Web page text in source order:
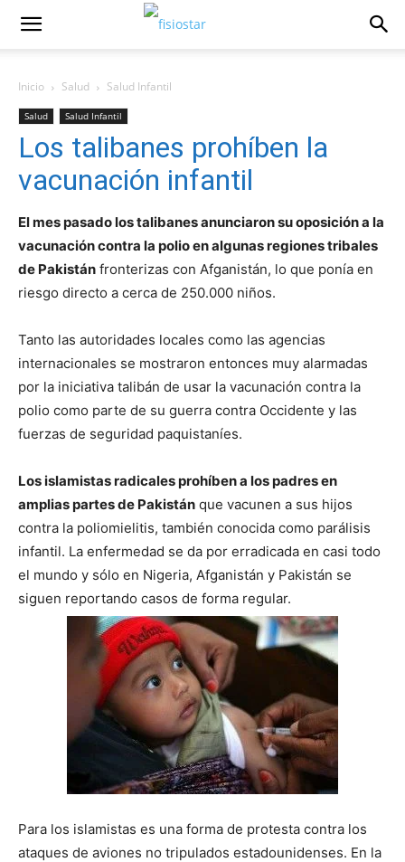
Inicio Salud Salud Infantil
Salud Salud Infantil
Los talibanes prohíben la
vacunación infantil
El mes pasado los talibanes anunciaron su oposición a la
vacunación contra la polio en algunas regiones tribales
de Pakistán fronterizas con Afganistán, lo que ponía en
riesgo directo a cerca de 250.000 niños.
Tanto las autoridades locales como las agencias
internacionales se mostraron entonces muy alarmadas
por la iniciativa talibán de usar la vacunación contra la
polio como parte de su guerra contra Occidente y las
fuerzas de seguridad paquistaníes.
Los islamistas radicales prohíben a los padres en
amplias partes de Pakistán que vacunen a sus hijos
contra la poliomielitis, también conocida como parálisis
infantil. La enfermedad se da por erradicada en casi todo
el mundo y sólo en Nigeria, Afganistán y Pakistán se
siguen reportando casos de forma regular.
Para los islamistas es una forma de protesta contra los
ataques de aviones no tripulados estadounidenses. En la